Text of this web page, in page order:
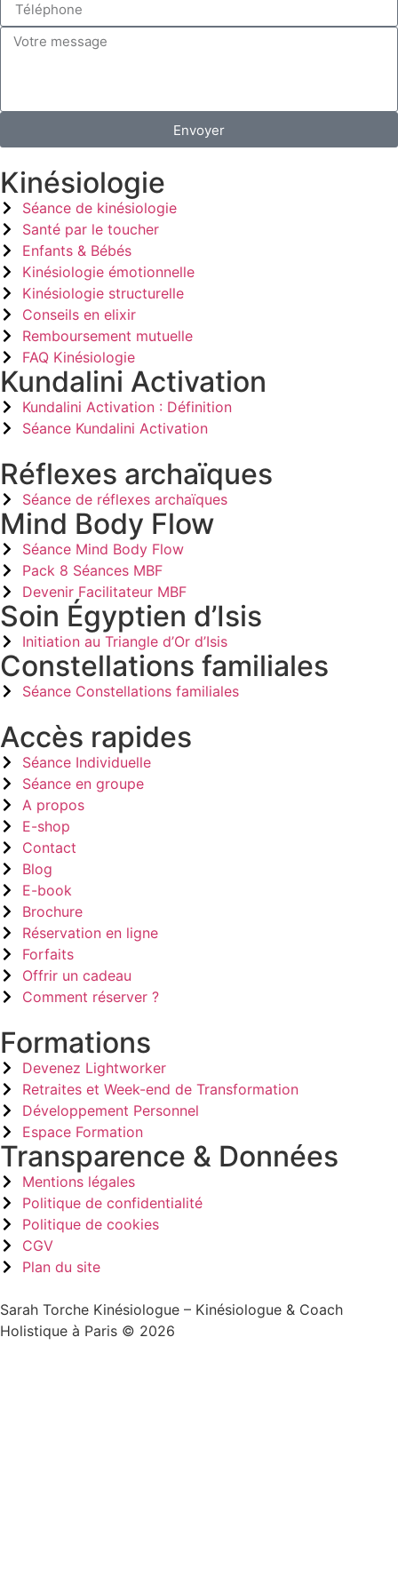
Envoyer
Kinésiologie
Séance de kinésiologie
Santé par le toucher
Enfants & Bébés
Kinésiologie émotionnelle
Kinésiologie structurelle
Conseils en elixir
Remboursement mutuelle
FAQ Kinésiologie
Kundalini Activation
Kundalini Activation : Définition
Séance Kundalini Activation
Réflexes archaïques
Séance de réflexes archaïques
Mind Body Flow
Séance Mind Body Flow
Pack 8 Séances MBF
Devenir Facilitateur MBF
Soin Égyptien d’Isis
Initiation au Triangle d’Or d’Isis
Constellations familiales
Séance Constellations familiales
Accès rapides
Séance Individuelle
Séance en groupe
A propos
E-shop
Contact
Blog
E-book
Brochure
Réservation en ligne
Forfaits
Offrir un cadeau
Comment réserver ?
Formations
Devenez Lightworker
Retraites et Week-end de Transformation
Développement Personnel
Espace Formation
Transparence & Données
Mentions légales
Politique de confidentialité
Politique de cookies
CGV
Plan du site
Sarah Torche Kinésiologue – Kinésiologue & Coach
Holistique à Paris © 2026